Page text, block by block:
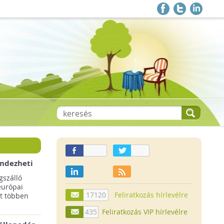
többen
17120
Feliratkozás hírlevélre
435
Feliratkozás VIP hírlevélre